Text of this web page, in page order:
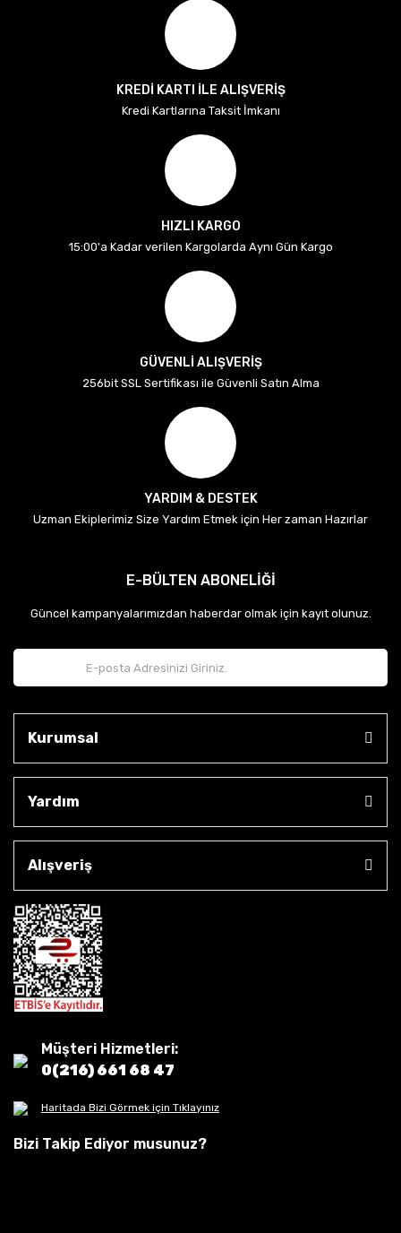
KREDİ KARTI İLE ALIŞVERİŞ
Kredi Kartlarına Taksit İmkanı
HIZLI KARGO
15:00'a Kadar verilen Kargolarda Aynı Gün Kargo
GÜVENLİ ALIŞVERİŞ
256bit SSL Sertifikası ile Güvenli Satın Alma
YARDIM & DESTEK
Uzman Ekiplerimiz Size Yardım Etmek için Her zaman Hazırlar
E-BÜLTEN ABONELİĞİ
Güncel kampanyalarımızdan haberdar olmak için kayıt olunuz.
Kurumsal
Yardım
Alışveriş
Müşteri Hizmetleri:
0(216) 661 68 47
Haritada Bizi Görmek için Tıklayınız
Bizi Takip Ediyor musunuz?